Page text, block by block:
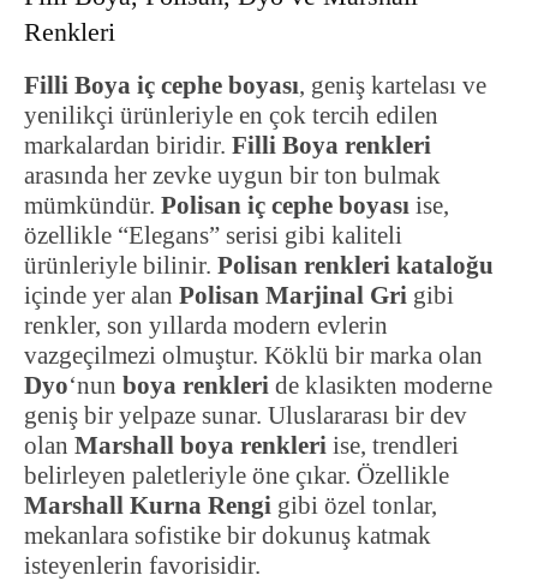
Renkleri
Filli Boya iç cephe boyası, geniş kartelası ve
yenilikçi ürünleriyle en çok tercih edilen
markalardan biridir. Filli Boya renkleri
arasında her zevke uygun bir ton bulmak
mümkündür. Polisan iç cephe boyası ise,
özellikle “Elegans” serisi gibi kaliteli
ürünleriyle bilinir. Polisan renkleri kataloğu
içinde yer alan Polisan Marjinal Gri gibi
renkler, son yıllarda modern evlerin
vazgeçilmezi olmuştur. Köklü bir marka olan
Dyo‘nun boya renkleri de klasikten moderne
geniş bir yelpaze sunar. Uluslararası bir dev
olan Marshall boya renkleri ise, trendleri
belirleyen paletleriyle öne çıkar. Özellikle
Marshall Kurna Rengi gibi özel tonlar,
mekanlara sofistike bir dokunuş katmak
isteyenlerin favorisidir.